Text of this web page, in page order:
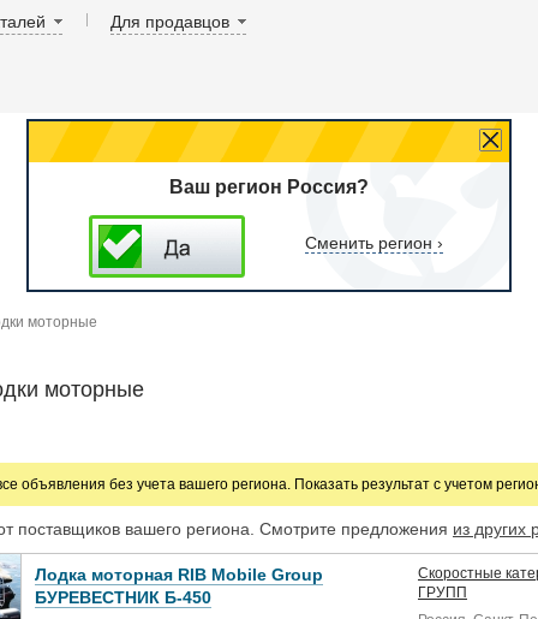
Для продавцов
Ваш регион Россия?
Сменить регион ›
моторные
моторные
объявления без учета вашего региона. Показать результат с учетом
поставщиков вашего региона. Смотрите предложения из других
Лодка моторная RIB Mobile Group
БУРЕВЕСТНИК Б-450
Скоростные
ГРУПП